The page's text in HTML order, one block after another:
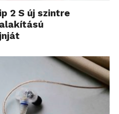
2 S új szintre